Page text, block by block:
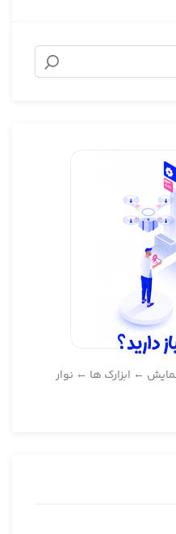
← ابزارک ها ← نوار